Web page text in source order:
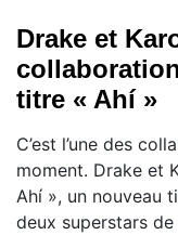
Drake et
titre « Ahí »
C’est l’une des
moment. Drake et
Ahí », un nouveau
deux superstars